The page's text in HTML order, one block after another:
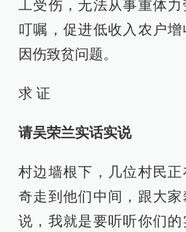
工受伤，无法从事重体
叮嘱，促进低收入农户
因伤致贫问题。
求 证
请吴荣兰实话实说
村边墙根下，几位村民
奇走到他们中间，跟大
说，我就是要听听你们